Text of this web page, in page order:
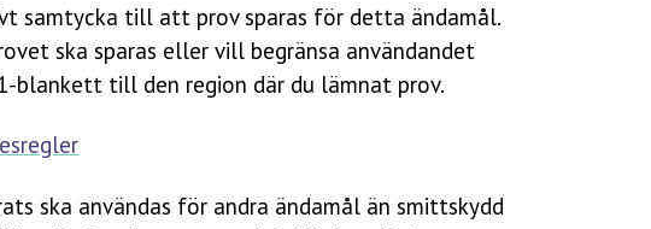
samtycka till att prov sparas för detta ändamål.
ska sparas eller vill begränsa användandet
blankett till den region där du lämnat prov.
ska användas för andra ändamål än smittskydd